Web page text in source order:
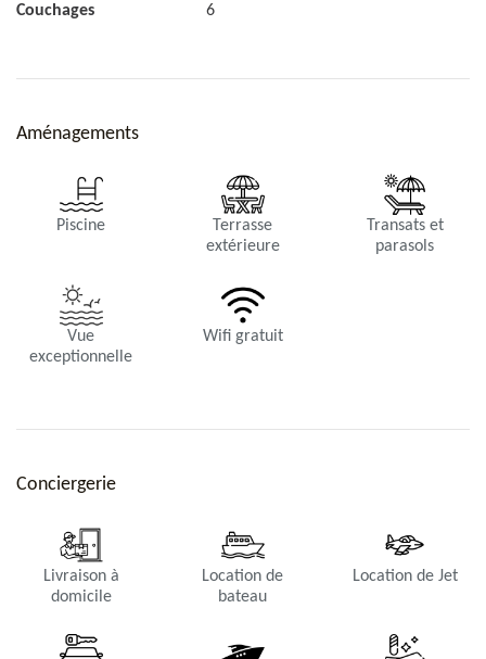
Couchages
6
Aménagements
Piscine
Terrasse
extérieure
Transats et
parasols
Vue
exceptionnelle
Wifi gratuit
Conciergerie
Livraison à
domicile
Location de
bateau
Location de Jet